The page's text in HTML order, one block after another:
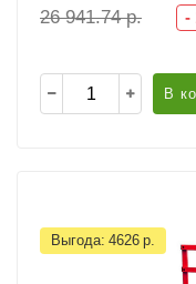
26 941.74р. -
В
Выгода: 4626 р.